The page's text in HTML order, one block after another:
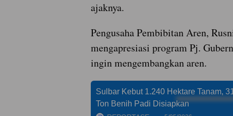
ajaknya.
Pengusaha Pembibitan Aren,
mengapresiasi program Pj.
ingin mengembangkan aren.
Sulbar Kebut 1.240 Hektare Tanam,
Ton Benih Padi Disiapkan